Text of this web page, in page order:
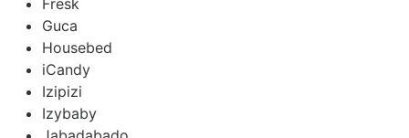
Guca
Housebed
iCandy
Izipizi
Izybaby